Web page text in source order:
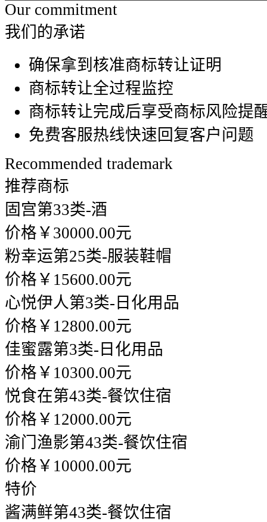
Our commitment
我们的承诺
确保拿到核准商标转让证明
商标转让全过程监控
商标转让完成后享受商标风险提
免费客服热线快速回复客户问题
Recommended trademark
推荐商标
固宫第33类-酒
价格￥30000.00元
粉幸运第25类-服装鞋帽
价格￥15600.00元
心悦伊人第3类-日化用品
价格￥12800.00元
佳蜜露第3类-日化用品
价格￥10300.00元
悦食在第43类-餐饮住宿
价格￥12000.00元
渝门渔影第43类-餐饮住宿
价格￥10000.00元
特价
酱满鲜第43类-餐饮住宿